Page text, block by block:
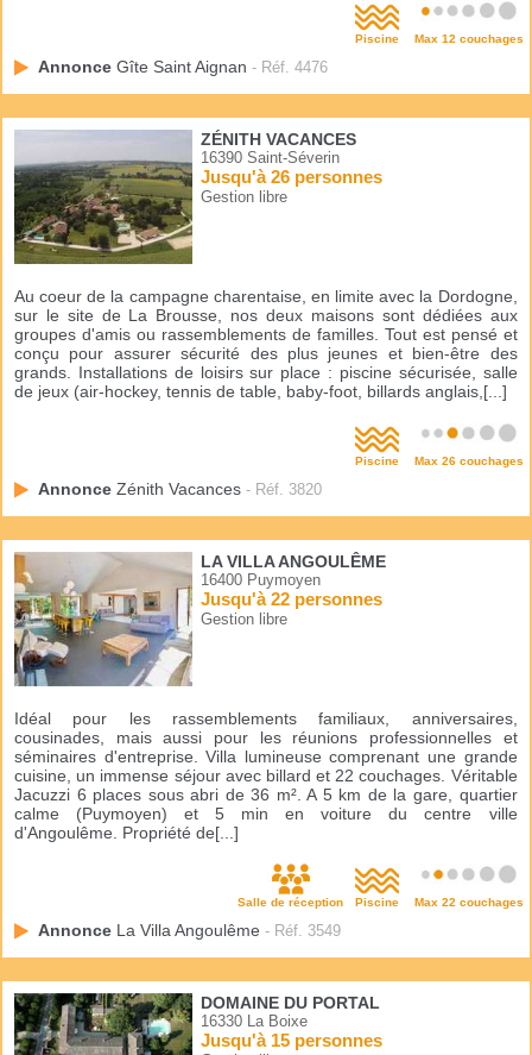
Piscine Max 12 couchages
Annonce Gîte Saint Aignan - Réf. 4476
ZÉNITH VACANCES
16390 Saint-Séverin
Jusqu'à 26 personnes
Gestion libre
Au coeur de la campagne charentaise, en limite avec la Dordogne,
sur le site de La Brousse, nos deux maisons sont dédiées aux
groupes d'amis ou rassemblements de familles. Tout est pensé et
conçu pour assurer sécurité des plus jeunes et bien-être des
grands. Installations de loisirs sur place : piscine sécurisée, salle
de jeux (air-hockey, tennis de table, baby-foot, billards anglais,[...]
Piscine Max 26 couchages
Annonce Zénith Vacances - Réf. 3820
LA VILLA ANGOULÊME
16400 Puymoyen
Jusqu'à 22 personnes
Gestion libre
Idéal pour les rassemblements familiaux, anniversaires,
cousinades, mais aussi pour les réunions professionnelles et
séminaires d'entreprise. Villa lumineuse comprenant une grande
cuisine, un immense séjour avec billard et 22 couchages. Véritable
Jacuzzi 6 places sous abri de 36 m². A 5 km de la gare, quartier
calme (Puymoyen) et 5 min en voiture du centre ville
d'Angoulême. Propriété de[...]
Salle de réception Piscine Max 22 couchages
Annonce La Villa Angoulême - Réf. 3549
DOMAINE DU PORTAL
16330 La Boixe
Jusqu'à 15 personnes